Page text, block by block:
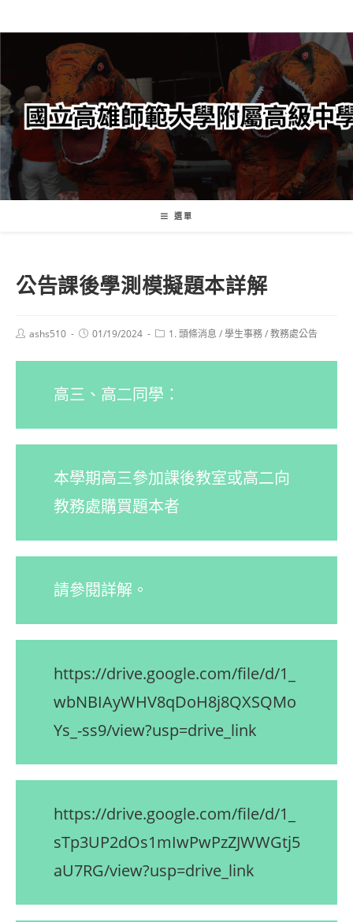
轉
要
內
容
選單
公告課後學測模擬題本詳解
Postashs510
Post01/19/2024
Post1. 頭條消息 /學生事務/教務處公告
高三、高二同學：
本學期高三參加課後教室或高二向
教務處購買題本者
請參閱詳解。
https://drive.google.com/file/d/1_
wbNBIAyWHV8qDoH8j8QXSQMo
Ys_-ss9/view?usp=drive_link
https://drive.google.com/file/d/1_
sTp3UP2dOs1mIwPwPzZJWWGtj5
aU7RG/view?usp=drive_link